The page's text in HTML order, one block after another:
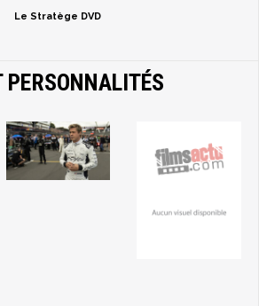
Le Stratège DVD
PERSONNALITÉS